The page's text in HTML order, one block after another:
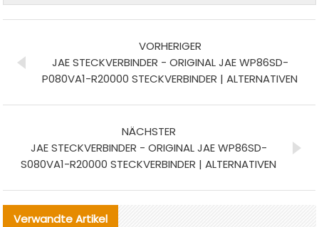
VORHERIGER
JAE STECKVERBINDER - ORIGINAL JAE WP86SD-
P080VA1-R20000 STECKVERBINDER | ALTERNATIVEN
NÄCHSTER
JAE STECKVERBINDER - ORIGINAL JAE WP86SD-
S080VA1-R20000 STECKVERBINDER | ALTERNATIVEN
Verwandte Artikel